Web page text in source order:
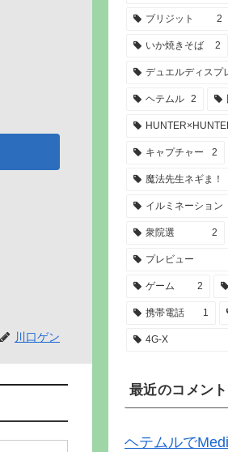
川口ゲン
ブリジット 2
いか焼きそば 2
デュエルディスプ
ヘテムル 2
キャプチャー 2
魔法先生ネギま！
イルミネーション
衆院選 2
プレビュー
ゲーム 2
携帯電話 1
4G-X
最近のコメント
ヘテムルで